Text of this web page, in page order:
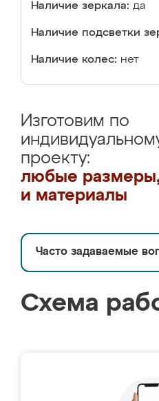
Наличие зеркала: да
Наличие подсветки
Наличие колес: нет
Изготовим по
проекту:
любые размеры,
и материалы
Часто задаваемые
Схема